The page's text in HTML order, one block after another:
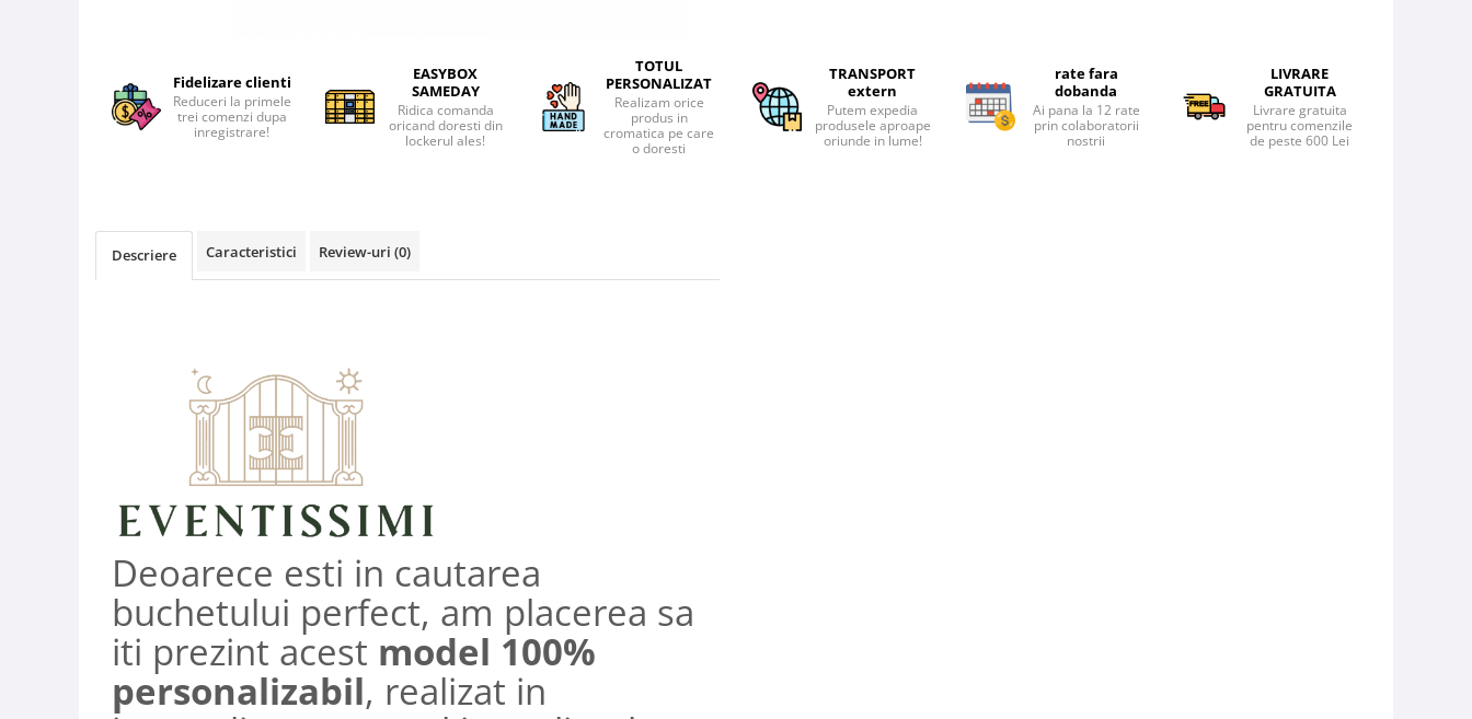
Fidelizare clienti
Reduceri la primele
trei comenzi dupa
inregistrare!
EASYBOX
SAMEDAY
Ridica comanda
oricand doresti din
lockerul ales!
TOTUL
PERSONALIZAT
Realizam orice
produs in
cromatica pe care
o doresti
TRANSPORT
extern
Putem expedia
produsele aproape
oriunde in lume!
rate fara
dobanda
Ai pana la 12 rate
prin colaboratorii
nostrii
LIVRARE
GRATUITA
Livrare gratuita
pentru comenzile
de peste 600 Lei
Descriere Caracteristici Review-uri (0)
Deoarece esti in cautarea
buchetului perfect, am placerea sa
iti prezint acest model 100%
personalizabil, realizat in